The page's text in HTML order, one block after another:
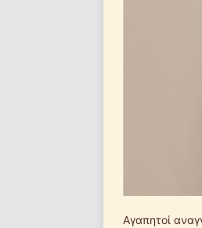
Αγαπητοί